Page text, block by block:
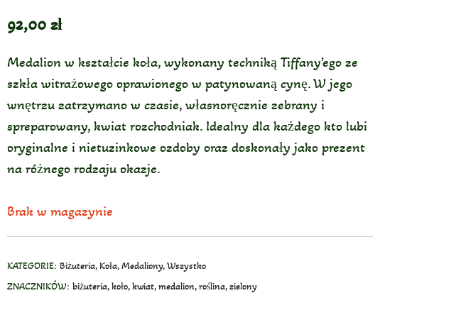
92,00 zł
Medalion w kształcie koła, wykonany techniką Tiffany’ego ze
szkła witrażowego oprawionego w patynowaną cynę. W jego
wnętrzu zatrzymano w czasie, własnoręcznie zebrany i
spreparowany, kwiat rozchodniak. Idealny dla każdego kto lubi
oryginalne i nietuzinkowe ozdoby oraz doskonały jako prezent
na różnego rodzaju okazje.
Brak w magazynie
KATEGORIE: Biżuteria,Koła,Medaliony,Wszystko
ZNACZNIKÓW: biżuteria,koło,kwiat,medalion,roślina,zielony